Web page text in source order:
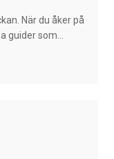
När du åker på
som...